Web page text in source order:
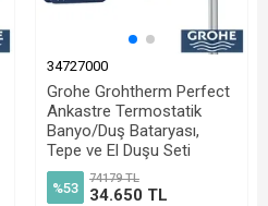
34727000
Grohe Grohtherm Perfect
Ankastre Termostatik
Banyo/Duş Bataryası,
Tepe ve El Duşu Seti
%53
74179 TL
34.650 TL